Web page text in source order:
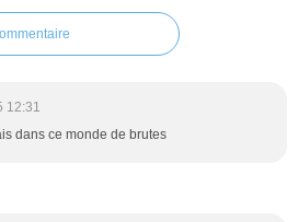
12:31
dans ce monde de brutes